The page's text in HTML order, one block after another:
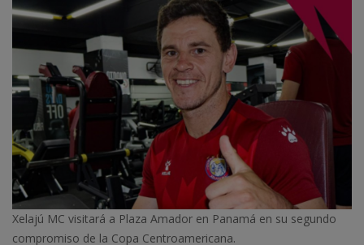
Xelajú MC visitará a Plaza Amador en Panamá en su segundo
compromiso de la Copa Centroamericana.